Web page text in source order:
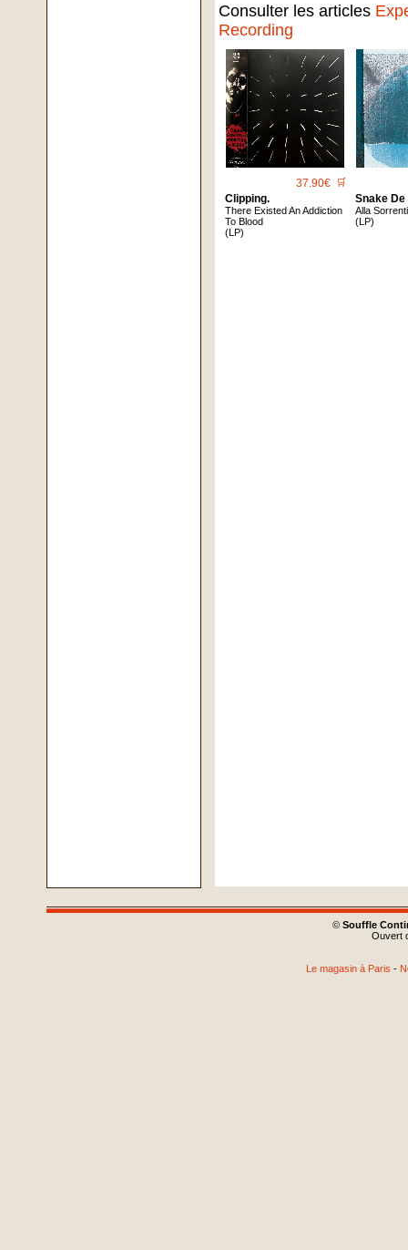
Consulter les articles
Recording
37.90€ 🛒
Clipping.
There Existed An Addiction
To Blood
(LP)
Snake De
Alla
(LP)
© Souffle
Ouvert
Le magasin à Paris -